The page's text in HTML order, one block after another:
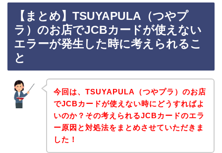
【まとめ】TSUYAPULA（つやプ
ラ）のお店でJCBカードが使えない
エラーが発生した時に考えられるこ
と
今回は、TSUYAPULA（つやプラ）のお店
でJCBカードが使えない時にどうすればよ
いのか？その考えられるJCBカードのエラ
ー原因と対処法をまとめさせていただきま
した！